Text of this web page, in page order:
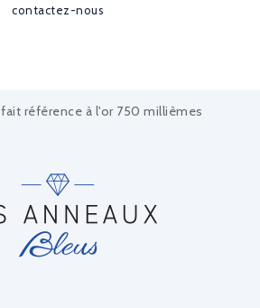
contactez-nous
fait référence à l'or 750 millièmes